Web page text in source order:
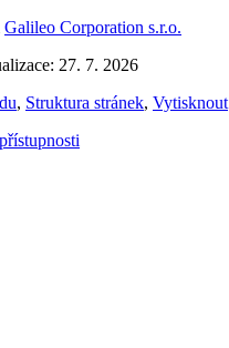
Galileo Corporation s.r.o.
27. 7. 2026
, Struktura stránek, Vytisknout